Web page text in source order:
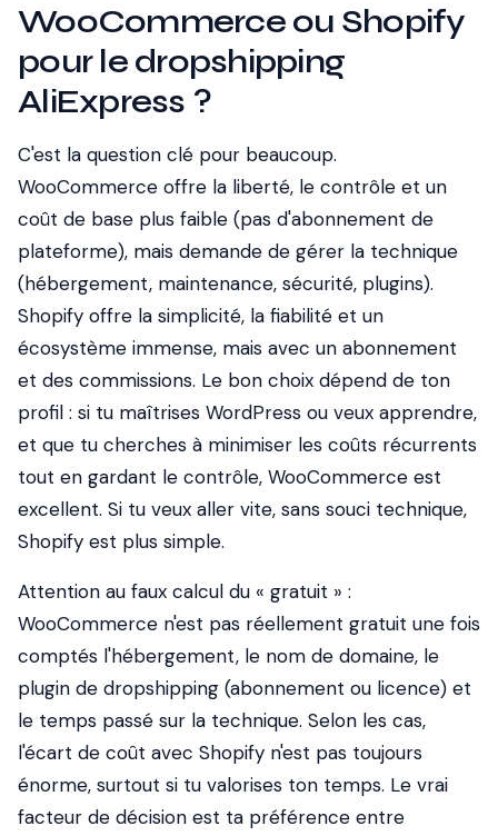
WooCommerce ou Shopify
pour le dropshipping
AliExpress ?
C'est la question clé pour beaucoup.
WooCommerce offre la liberté, le contrôle et un
coût de base plus faible (pas d'abonnement de
plateforme), mais demande de gérer la technique
(hébergement, maintenance, sécurité, plugins).
Shopify offre la simplicité, la fiabilité et un
écosystème immense, mais avec un abonnement
et des commissions. Le bon choix dépend de ton
profil : si tu maîtrises WordPress ou veux apprendre,
et que tu cherches à minimiser les coûts récurrents
tout en gardant le contrôle, WooCommerce est
excellent. Si tu veux aller vite, sans souci technique,
Shopify est plus simple.
Attention au faux calcul du « gratuit » :
WooCommerce n'est pas réellement gratuit une fois
comptés l'hébergement, le nom de domaine, le
plugin de dropshipping (abonnement ou licence) et
le temps passé sur la technique. Selon les cas,
l'écart de coût avec Shopify n'est pas toujours
énorme, surtout si tu valorises ton temps. Le vrai
facteur de décision est ta préférence entre